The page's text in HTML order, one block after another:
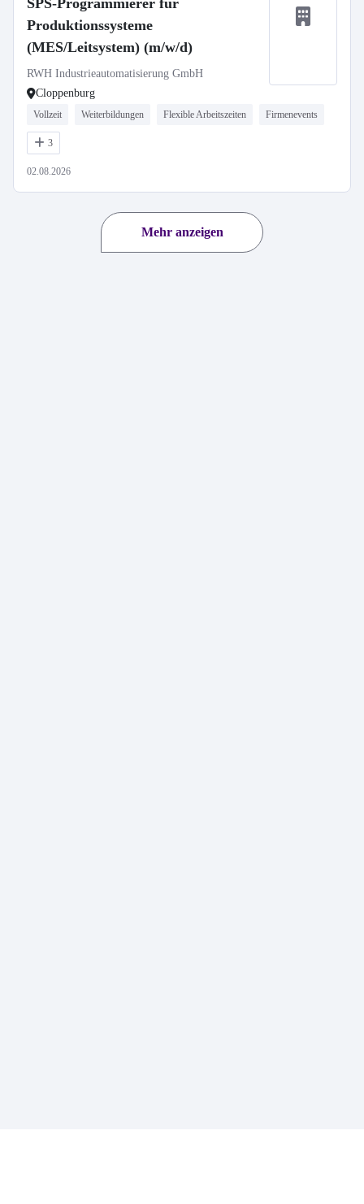
SPS-Programmierer für
Produktionssysteme
(MES/Leitsystem) (m/w/d)
RWH Industrieautomatisierung GmbH
Cloppenburg
Vollzeit Weiterbildungen Flexible Arbeitszeiten Firmenevents
3
02.08.2026
Mehr anzeigen